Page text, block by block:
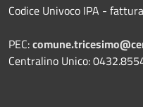
Codice Univoco IPA -
PEC:
Centralino Unico: